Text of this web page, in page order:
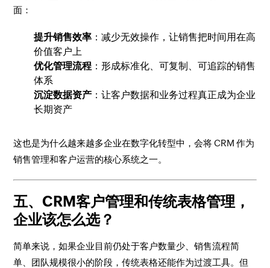
面：
提升销售效率 ：减少无效操作，让销售把时间用在高
价值客户上
优化管理流程 ：形成标准化、可复制、可追踪的销售
体系
沉淀数据资产 ：让客户数据和业务过程真正成为企业
长期资产
这也是为什么越来越多企业在数字化转型中，会将 CRM 作为
销售管理和客户运营的核心系统之一。
五、CRM客户管理和传统表格管理，
企业该怎么选？
简单来说，如果企业目前仍处于客户数量少、销售流程简
单、团队规模很小的阶段，传统表格还能作为过渡工具。但